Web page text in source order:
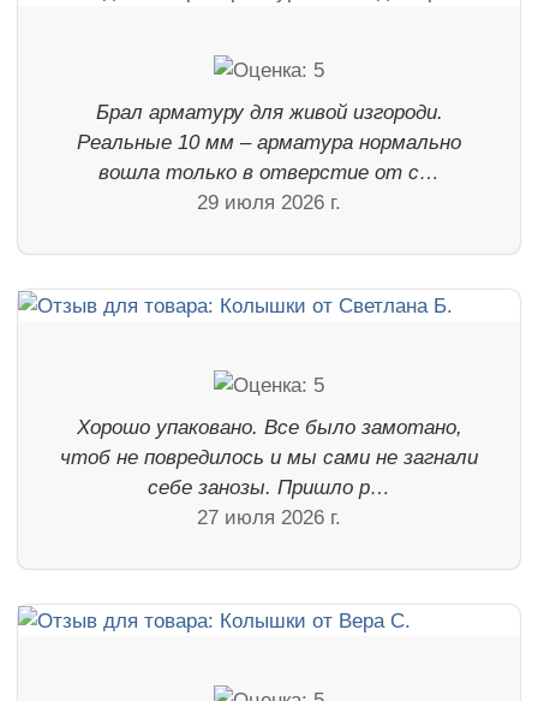
Брал арматуру для живой изгороди.
Реальные 10 мм – арматура нормально
вошла только в отверстие от с…
29 июля 2026 г.
Хорошо упаковано. Все было замотано,
чтоб не повредилось и мы сами не загнали
себе занозы. Пришло р…
27 июля 2026 г.